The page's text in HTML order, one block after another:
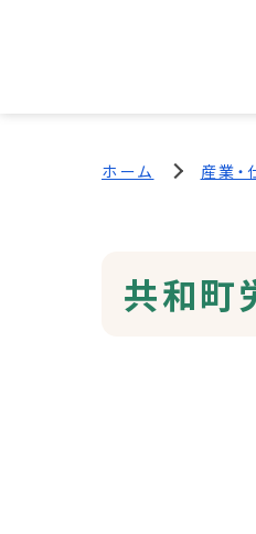
ホーム 産業・
共和町